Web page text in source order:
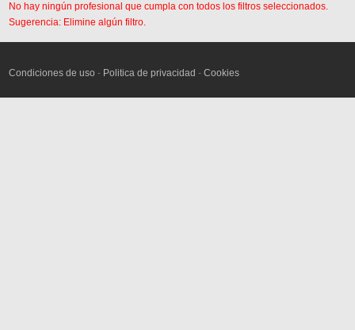
No hay ningún profesional que cumpla con todos los filtros seleccionados.
Sugerencia: Elimine algún filtro.
Condiciones de uso - Politica de privacidad -Cookies